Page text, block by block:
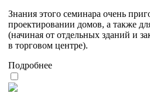
Знания этого семинара очень
проектировании домов, а также
(начиная от отдельных зданий и
в торговом центре).
Подробнее